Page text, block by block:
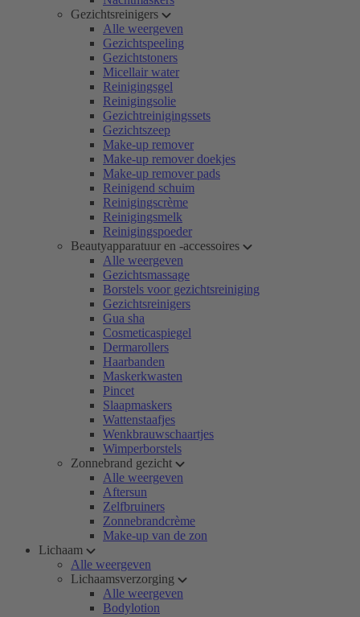
Gezichtsreinigers
Alle weergeven
Gezichtspeeling
Gezichtstoners
Micellair water
Reinigingsgel
Reinigingsolie
Gezichtreinigingssets
Gezichtszeep
Make-up remover
Make-up remover doekjes
Make-up remover pads
Reinigend schuim
Reinigingscrème
Reinigingsmelk
Reinigingspoeder
Beautyapparatuur en -accessoires
Alle weergeven
Gezichtsmassage
Borstels voor gezichtsreiniging
Gezichtsreinigers
Gua sha
Cosmeticaspiegel
Dermarollers
Haarbanden
Maskerkwasten
Pincet
Slaapmaskers
Wattenstaafjes
Wenkbrauwschaartjes
Wimperborstels
Zonnebrand gezicht
Alle weergeven
Aftersun
Zelfbruiners
Zonnebrandcrème
Make-up van de zon
Lichaam
Alle weergeven
Lichaamsverzorging
Alle weergeven
Bodylotion